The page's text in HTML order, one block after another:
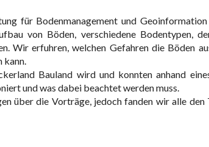
für Bodenmanagement und
von Böden, verschiedene Bodentypen,
Wir erfuhren, welchen Gefahren die Böden
kann.
Bauland wird und konnten anhand
und was dabei beachtet werden muss.
über die Vorträge, jedoch fanden wir alle den